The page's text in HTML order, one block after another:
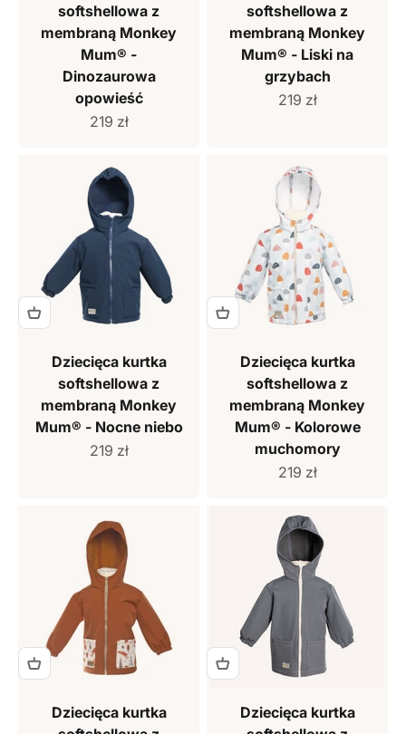
softshellowa z
membraną Monkey
Mum® -
Dinozaurowa
opowieść
Cena sprzedaży
219 zł
softshellowa z
membraną Monkey
Mum® - Liski na
grzybach
Cena sprzedaży
219 zł
Dziecięca kurtka
softshellowa z
membraną Monkey
Mum® - Nocne niebo
Cena sprzedaży
219 zł
Dziecięca kurtka
softshellowa z
membraną Monkey
Mum® - Kolorowe
muchomory
Cena sprzedaży
219 zł
Dziecięca kurtka
Dziecięca kurtka